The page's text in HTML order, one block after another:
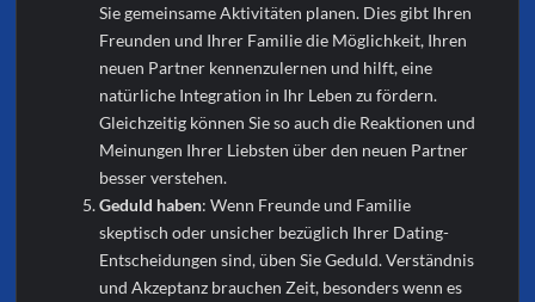
Sie gemeinsame Aktivitäten planen. Dies gibt Ihren
Freunden und Ihrer Familie die Möglichkeit, Ihren
neuen Partner kennenzulernen und hilft, eine
natürliche Integration in Ihr Leben zu fördern.
Gleichzeitig können Sie so auch die Reaktionen und
Meinungen Ihrer Liebsten über den neuen Partner
besser verstehen.
Geduld haben: Wenn Freunde und Familie
skeptisch oder unsicher bezüglich Ihrer Dating-
Entscheidungen sind, üben Sie Geduld. Verständnis
und Akzeptanz brauchen Zeit, besonders wenn es